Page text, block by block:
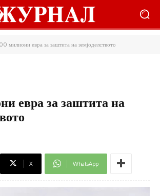
милиони евра за заштита на земјоделството
евра за заштита на
X WhatsApp